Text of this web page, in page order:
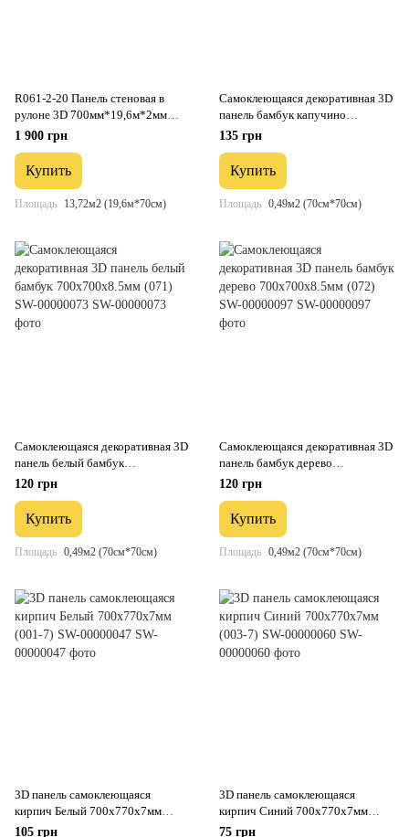
R061-2-20 Панель стеновая в
рулоне 3D 700мм*19,6м*2мм
мрамор чёрный (D) SW-00002279
1 900 грн
Купить
Площадь 13,72м2 (19,6м*70см)
Самоклеющаяся декоративная 3D
панель бамбук капучино
700x700x8.5мм (077) SW-
135 грн
Купить
Площадь 0,49м2 (70см*70см)
Самоклеющаяся декоративная 3D
панель белый бамбук
700x700x8.5мм (071) SW-
120 грн
Купить
Площадь 0,49м2 (70см*70см)
Самоклеющаяся декоративная 3D
панель бамбук дерево
700x700x8.5мм (072) SW-
120 грн
Купить
Площадь 0,49м2 (70см*70см)
3D панель самоклеющаяся
кирпич Белый 700x770x7мм
(001-7) SW-00000047
105 грн
3D панель самоклеющаяся
кирпич Синий 700x770x7мм
(003-7) SW-00000060
75 грн